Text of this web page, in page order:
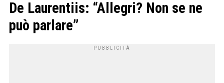
De Laurentiis: “Allegri? Non se ne
può parlare”